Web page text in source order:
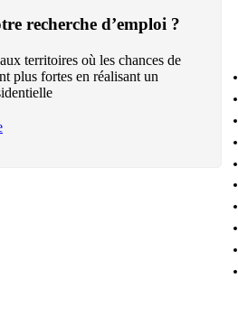
recherche d’emploi ?
territoires où les chances de
plus fortes en réalisant un